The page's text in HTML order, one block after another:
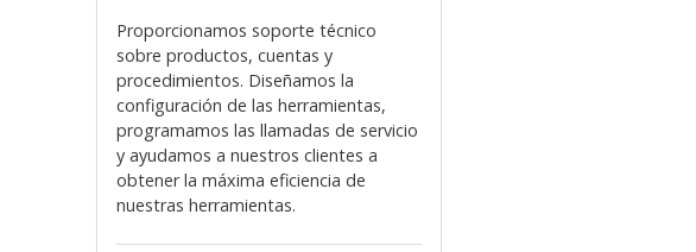
Proporcionamos soporte técnico
sobre productos, cuentas y
procedimientos. Diseñamos la
configuración de las herramientas,
programamos las llamadas de servicio
y ayudamos a nuestros clientes a
obtener la máxima eficiencia de
nuestras herramientas.